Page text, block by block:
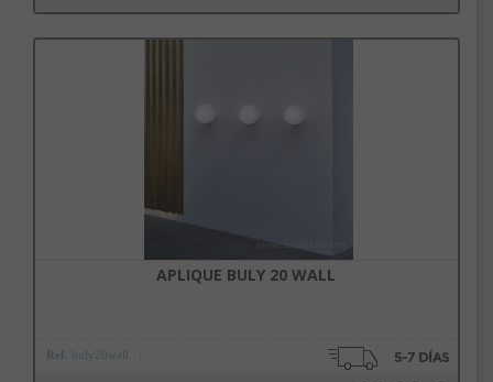
APLIQUE BULY 20 WALL
Ref. buly20wall